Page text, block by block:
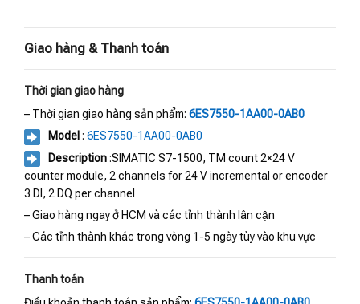
Giao hàng & Thanh toán
Thời gian giao hàng
– Thời gian giao hàng sản phẩm: 6ES7550-1AA00-0AB0
Model : 6ES7550-1AA00-0AB0
Description:SIMATIC S7-1500, TM count 2×24 V
counter module, 2 channels for 24 V incremental or encoder
3 DI, 2 DQ per channel
– Giao hàng ngay ở HCM và các tỉnh thành lân cận
– Các tỉnh thành khác trong vòng 1-5 ngày tùy vào khu vực
Thanh toán